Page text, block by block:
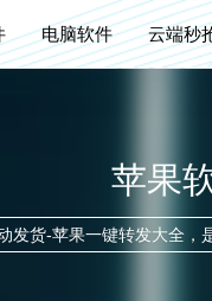
电脑软件 云端秒
苹果
发货-苹果一键转发大全，